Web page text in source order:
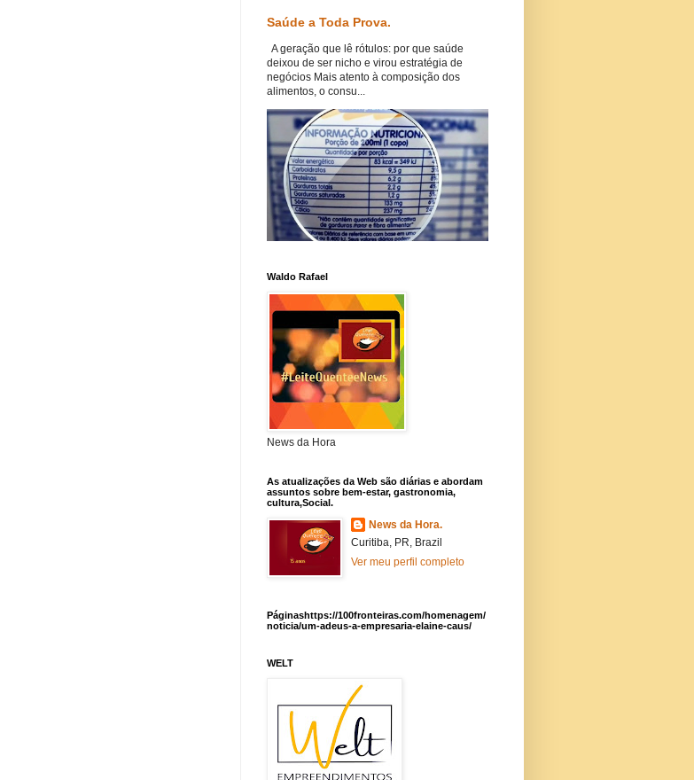
Saúde a Toda Prova.
A geração que lê rótulos: por que saúde
deixou de ser nicho e virou estratégia de
negócios Mais atento à composição dos
alimentos, o consu...
Waldo Rafael
News da Hora
As atualizações da Web são diárias e abordam
assuntos sobre bem-estar, gastronomia,
cultura,Social.
News da Hora.
Curitiba, PR, Brazil
Ver meu perfil completo
Páginashttps://100fronteiras.com/homenagem/
noticia/um-adeus-a-empresaria-elaine-caus/
WELT